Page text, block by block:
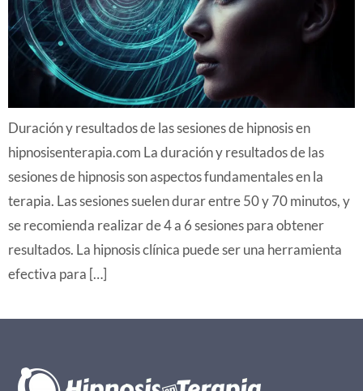
Duración y resultados de las sesiones de hipnosis en
hipnosisenterapia.com La duración y resultados de las
sesiones de hipnosis son aspectos fundamentales en la
terapia. Las sesiones suelen durar entre 50 y 70 minutos, y
se recomienda realizar de 4 a 6 sesiones para obtener
resultados. La hipnosis clínica puede ser una herramienta
efectiva para […]